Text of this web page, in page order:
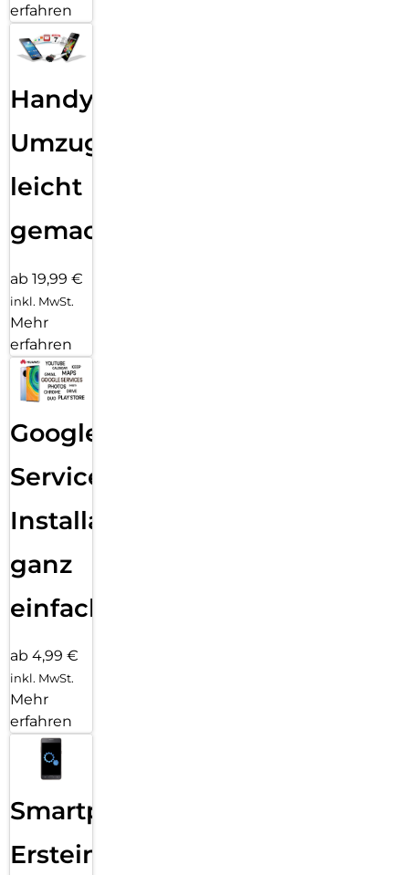
erfahren
Handy
Umzug
leicht
gemacht!
ab 19,99 €
inkl. MwSt.
Mehr
erfahren
Google
Services
Installation
ganz
einfach
ab 4,99 €
inkl. MwSt.
Mehr
erfahren
Smartphone
Ersteinrichtung